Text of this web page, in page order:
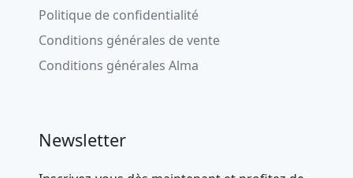
Politique de confidentialité
Conditions générales de vente
Conditions générales Alma
Newsletter